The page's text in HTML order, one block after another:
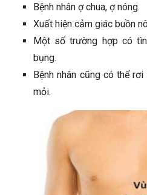
Bệnh nhân ợ chua, ợ nóng.
Xuất hiện cảm giác buồn
Một số trường hợp có
bụng.
Bệnh nhân cũng có thể
mỏi.